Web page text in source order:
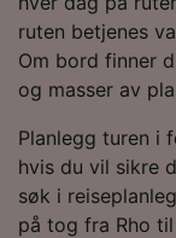
ruten betjenes
Om bord finner
og masser av
Planlegg turen i
hvis du vil sikre
søk i
på tog fra Rho